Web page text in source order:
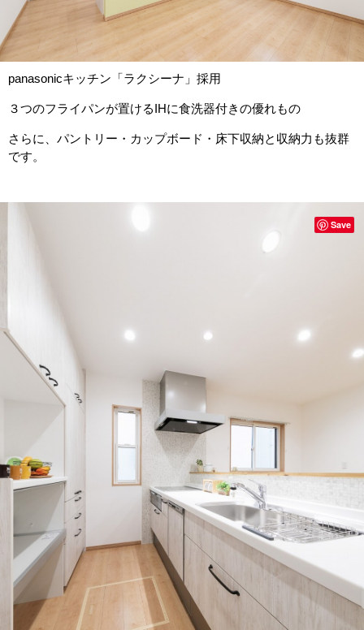
panasonicキッチン「ラクシーナ」採用
３つのフライパンが置けるIHに食洗器付きの優れもの
さらに、パントリー・カップボード・床下収納と収納力も抜群
です。
Save